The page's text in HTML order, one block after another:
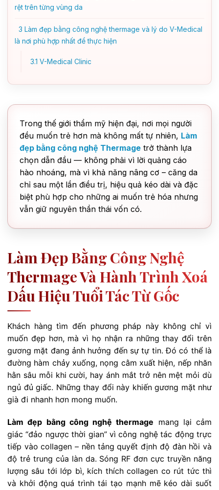
rệt trên từng vùng da
3 Làm đẹp bằng công nghệ thermage và lý do V-Medical
là nơi phù hợp nhất để thực hiện
3.1 V-Medical Clinic
Trong thế giới thẩm mỹ hiện đại, nơi mọi người
đều muốn trẻ hơn mà không mất tự nhiên, Làm
đẹp bằng công nghệ Thermage trở thành lựa
chọn dẫn đầu — không phải vì lời quảng cáo
hào nhoáng, mà vì khả năng nâng cơ – căng da
chỉ sau một lần điều trị, hiệu quả kéo dài và đặc
biệt phù hợp cho những ai muốn trẻ hóa nhưng
vẫn giữ nguyên thần thái vốn có.
Làm Đẹp Bằng Công Nghệ
Thermage Và Hành Trình Xoá
Dấu Hiệu Tuổi Tác Từ Gốc
Khách hàng tìm đến phương pháp này không chỉ vì
muốn đẹp hơn, mà vì họ nhận ra những thay đổi trên
gương mặt đang ảnh hưởng đến sự tự tin. Đó có thể là
đường hàm chảy xuống, nọng cằm xuất hiện, nếp nhăn
hằn sâu mỗi khi cười, hay ánh mắt trở nên mệt mỏi dù
ngủ đủ giấc. Những thay đổi này khiến gương mặt như
già đi nhanh hơn mong muốn.
Làm đẹp bằng công nghệ thermage mang lại cảm
giác “đảo ngược thời gian” vì công nghệ tác động trực
tiếp vào collagen – nền tảng quyết định độ đàn hồi và
độ trẻ trung của làn da. Sóng RF đơn cực truyền năng
lượng sâu tới lớp bì, kích thích collagen co rút tức thì
và khởi động quá trình tái tạo mạnh mẽ kéo dài suốt